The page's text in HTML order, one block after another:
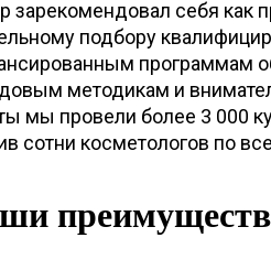
зарекомендовал себя как
подбору
программам
методикам и
мы провели более 3 000
сотни косметологов по